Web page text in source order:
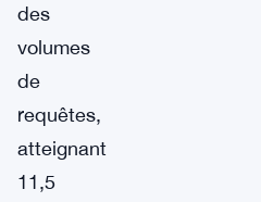
des
volumes
de
requêtes,
atteignant
11,5